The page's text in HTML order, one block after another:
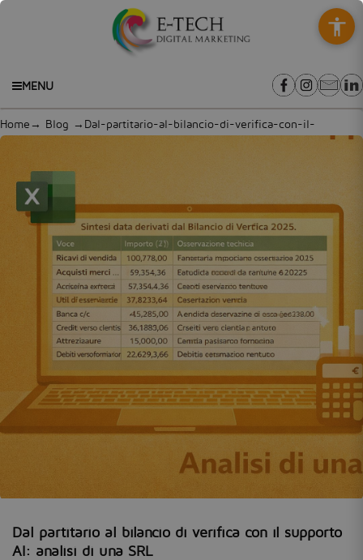
MENU
Home → Blog →Dal-partitario-al-bilancio-di-verifica-con-il-
supporto-AI:-analisi-di-una-SRL
Dal partitario al bilancio di verifica con il supporto
AI: analisi di una SRL